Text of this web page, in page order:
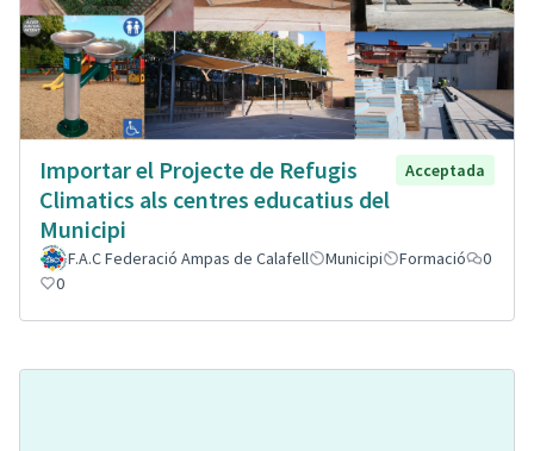
Importar el Projecte de Refugis
Climatics als centres educatius del
Municipi
Acceptada
F.A.C Federació Ampas de Calafell Municipi Formació
0
0